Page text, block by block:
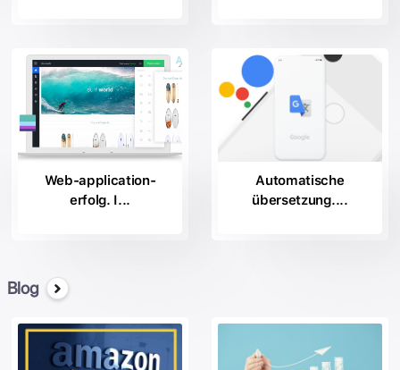
Web-application-
erfolg. I...
Automatische
übersetzung....
Blog